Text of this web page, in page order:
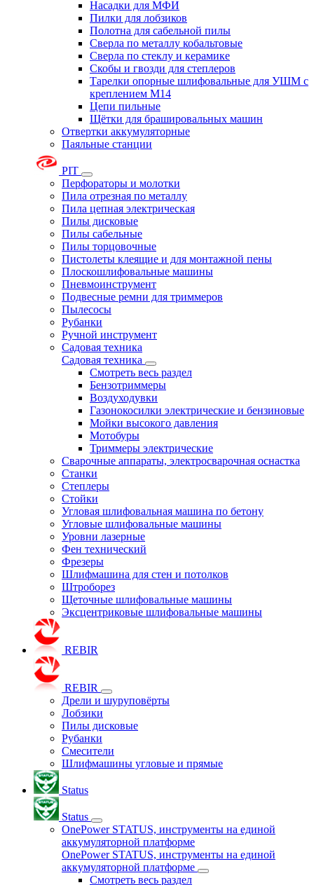
Насадки для МФИ
Пилки для лобзиков
Полотна для сабельной пилы
Сверла по металлу кобальтовые
Сверла по стеклу и керамике
Скобы и гвозди для степлеров
Тарелки опорные шлифовальные для УШМ с
креплением М14
Цепи пильные
Щётки для брашировальных машин
Отвертки аккумуляторные
Паяльные станции
PIT
Перфораторы и молотки
Пила отрезная по металлу
Пила цепная электрическая
Пилы дисковые
Пилы сабельные
Пилы торцовочные
Пистолеты клеящие и для монтажной пены
Плоскошлифовальные машины
Пневмоинструмент
Подвесные ремни для триммеров
Пылесосы
Рубанки
Ручной инструмент
Садовая техника
Садовая техника
Смотреть весь раздел
Бензотриммеры
Воздуходувки
Газонокосилки электрические и бензиновые
Мойки высокого давления
Мотобуры
Триммеры электрические
Сварочные аппараты, электросварочная оснастка
Станки
Степлеры
Стойки
Угловая шлифовальная машина по бетону
Угловые шлифовальные машины
Уровни лазерные
Фен технический
Фрезеры
Шлифмашина для стен и потолков
Штроборез
Щеточные шлифовальные машины
Эксцентриковые шлифовальные машины
REBIR
REBIR
Дрели и шуруповёрты
Лобзики
Пилы дисковые
Рубанки
Смесители
Шлифмашины угловые и прямые
Status
Status
OnePower STATUS, инструменты на единой
аккумуляторной платформе
OnePower STATUS, инструменты на единой
аккумуляторной платформе
Смотреть весь раздел